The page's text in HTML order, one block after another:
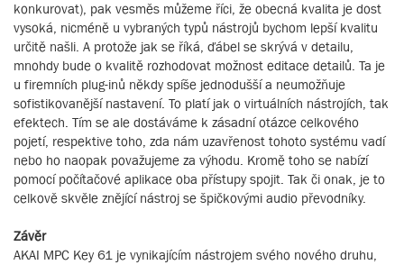
konkurovat), pak vesměs můžeme říci, že obecná kvalita je dost
vysoká, nicméně u vybraných typů nástrojů bychom lepší kvalitu
určitě našli. A protože jak se říká, ďábel se skrývá v detailu,
mnohdy bude o kvalitě rozhodovat možnost editace detailů. Ta je
u firemních plug-inů někdy spíše jednodušší a neumožňuje
sofistikovanější nastavení. To platí jak o virtuálních nástrojích, tak
efektech. Tím se ale dostáváme k zásadní otázce celkového
pojetí, respektive toho, zda nám uzavřenost tohoto systému vadí
nebo ho naopak považujeme za výhodu. Kromě toho se nabízí
pomocí počítačové aplikace oba přístupy spojit. Tak či onak, je to
celkově skvěle znějící nástroj se špičkovými audio převodníky.
Závěr
AKAI MPC Key 61 je vynikajícím nástrojem svého nového druhu,